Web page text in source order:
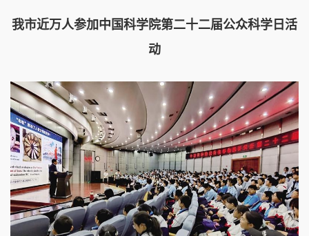
我市近万人参加中国科学院第二十二届公众科学日活
动